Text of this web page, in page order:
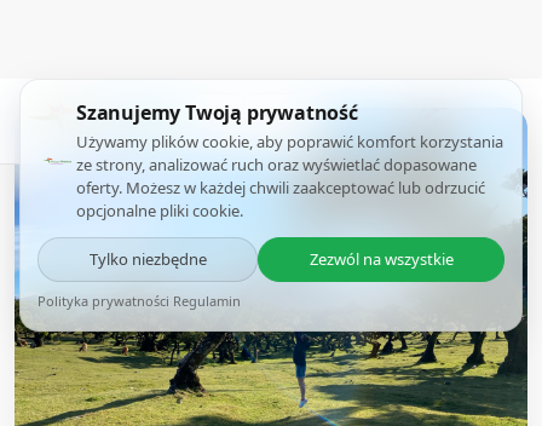
Szanujemy Twoją prywatność
Używamy plików cookie, aby poprawić komfort korzystania
ze strony, analizować ruch oraz wyświetlać dopasowane
oferty. Możesz w każdej chwili zaakceptować lub odrzucić
opcjonalne pliki cookie.
Tylko niezbędne Zezwól na wszystkie
Polityka prywatności Regulamin